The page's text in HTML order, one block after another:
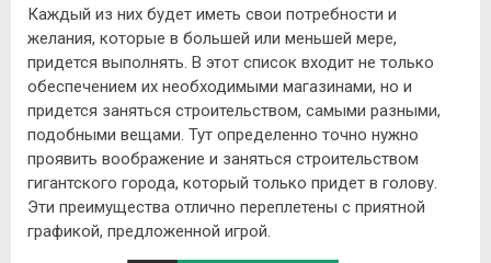
Каждый из них будет иметь свои потребности и
желания, которые в большей или меньшей мере,
придется выполнять. В этот список входит не только
обеспечением их необходимыми магазинами, но и
придется заняться строительством, самыми разными,
подобными вещами. Тут определенно точно нужно
проявить воображение и заняться строительством
гигантского города, который только придет в голову.
Эти преимущества отлично переплетены с приятной
графикой, предложенной игрой.